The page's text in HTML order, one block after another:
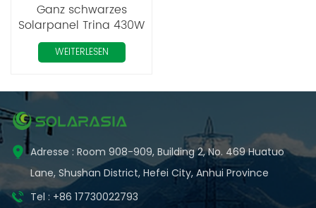
Ganz schwarzes
Solarpanel Trina 430W
445W
WEITERLESEN
Adresse : Room 908-909, Building 2, No. 469 Huatuo
Lane, Shushan District, Hefei City, Anhui Province
Tel : +86 17730022793